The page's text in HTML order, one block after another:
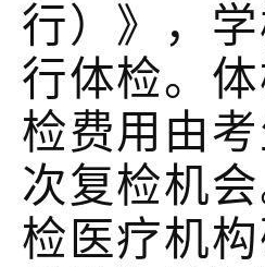
行）》，
行体检。
检费用由
次复检机
检医疗机